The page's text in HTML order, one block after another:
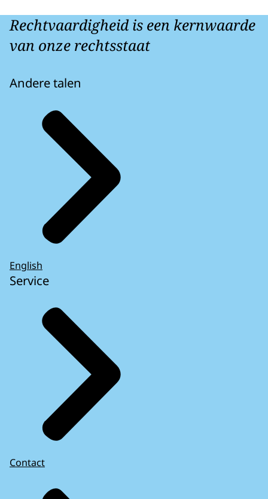
Rechtvaardigheid is een kernwaarde
van onze rechtsstaat
Andere talen
English
Service
Contact